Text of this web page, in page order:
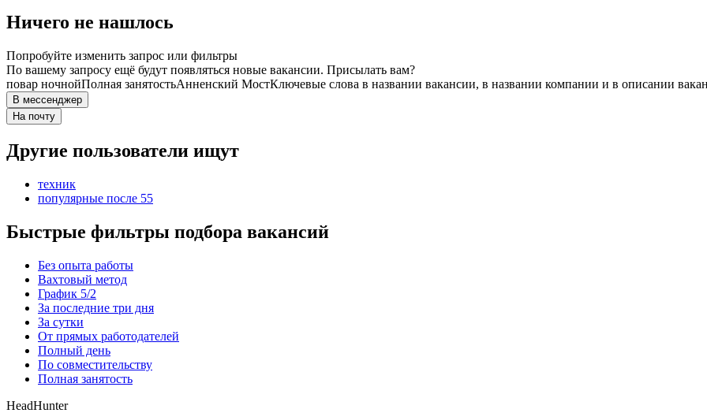
Ничего не нашлось
Попробуйте изменить запрос или фильтры
По вашему запросу ещё будут появляться новые вакансии. Присылать вам?
повар ночнойПолная занятостьАнненский МостКлючевые слова в названии вакансии, в названии компании и в описании
В мессенджер
На почту
Другие пользователи ищут
техник
популярные после 55
Быстрые фильтры подбора вакансий
Без опыта работы
Вахтовый метод
График 5/2
За последние три дня
За сутки
От прямых работодателей
Полный день
По совместительству
Полная занятость
HeadHunter